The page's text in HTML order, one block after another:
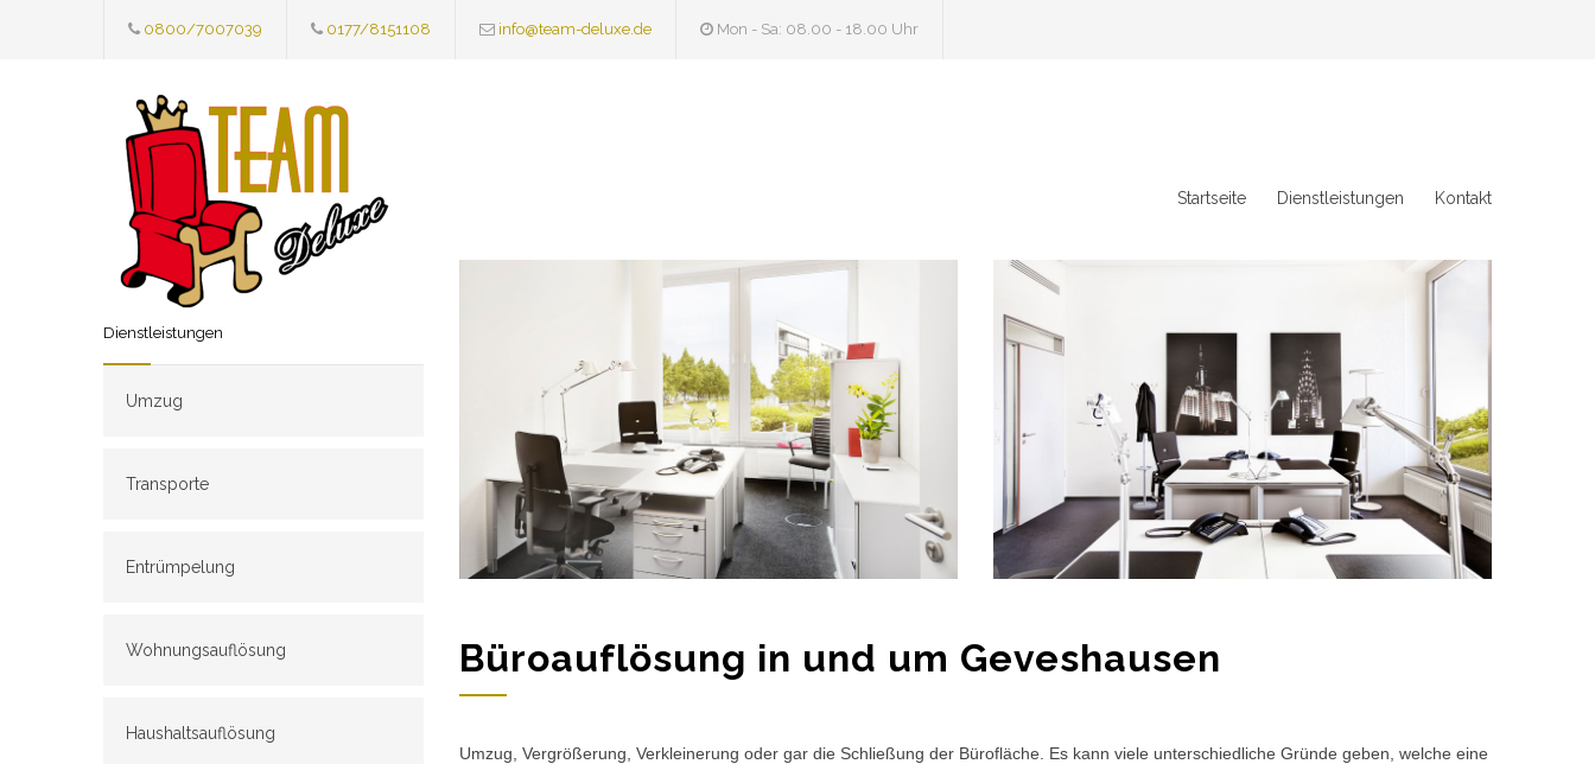
0800/7007039 0177/8151108 info@team-deluxe.de Mon - Sa: 08.00 - 18.00 Uhr
Startseite Dienstleistungen Kontakt
Dienstleistungen
Umzug
Transporte
Entrümpelung
Wohnungsauflösung
Haushaltsauflösung
Büroauflösung in und um Geveshausen
Umzug, Vergrößerung, Verkleinerung oder gar die Schließung der Bürofläche. Es kann viele unterschiedliche Gründe geben, welche eine